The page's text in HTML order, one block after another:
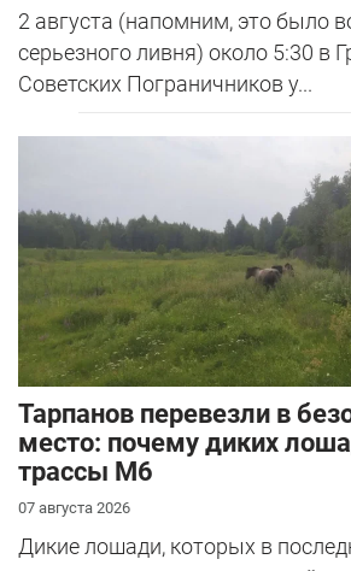
2 августа (напомним, это было
серьезного ливня) около 5:30 в
Советских Пограничников у...
Тарпанов перевезли в
место: почему диких
трассы М6
07 августа 2026
Дикие лошади, которых в